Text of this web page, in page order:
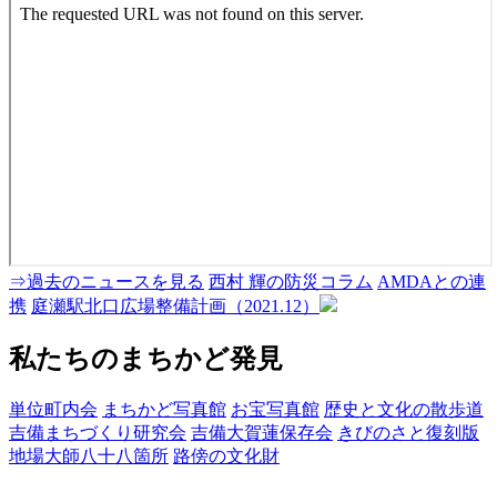
⇒過去のニュースを見る 西村 輝の防災コラム AMDAとの連
携 庭瀬駅北口広場整備計画（2021.12）
私たちのまちかど発見
単位町内会 まちかど写真館 お宝写真館 歴史と文化の散歩道
吉備まちづくり研究会 吉備大賀蓮保存会 きびのさと復刻版
地場大師八十八箇所 路傍の文化財